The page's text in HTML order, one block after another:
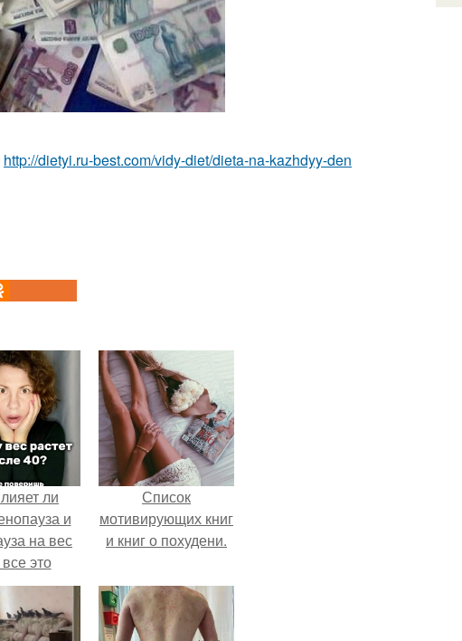
http://dietyi.ru-best.com/vidy-diet/dieta-na-kazhdyy-den
ли
и
на вес
это
Список
мотивирующих книг
и книг о похудени.